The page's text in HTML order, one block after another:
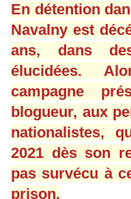
En détention
Navalny est
ans, dans
élucidées.
campagne
blogueur, aux
nationalistes,
2021 dès son
pas survécu à
prison.